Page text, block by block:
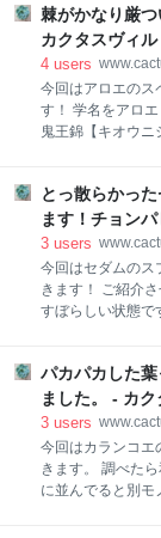
と伸びた茎の部分
付けました！ 用
と排水性重視の
土よりも若干水
したのでサクッと
こうかと思います
な感じのサイズの
の2株に付いてい
の株も見るからに
立て直しを行った
コイツを用意で
サイドにリング的
それではこんな
棘がかなり厳
カクタスヴィ
4 users
今回はアロエのス
す！ 学名をアロ
鬼王錦【キオウ
ザンビーク海岸
びっしりと棘が
の木更津で行われ
のですが出品さ
り力を入れている
ガベの隅っこに在
ロエ マルロシー
楽天市場 Amazon
たのですがあいに
とっ散らかっ
ます！チョン
す！ - カクタ
3 users
今回はセダムのス
きます！ ご紹介
すぼらしい状態で
プリングワンダー
います！ 昨年秋
ると思ったのです
え付けている用
生長はゆっくり
り... あっちゃこっ
パカパカした
ました。 - カ
3 users
今回はカランコエ
きます。 調べた
に並んでると別モ